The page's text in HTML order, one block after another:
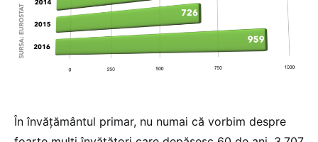
În învățământul primar, nu numai că vorbim despre